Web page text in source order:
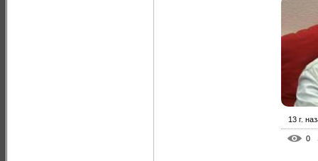
13 г.
0